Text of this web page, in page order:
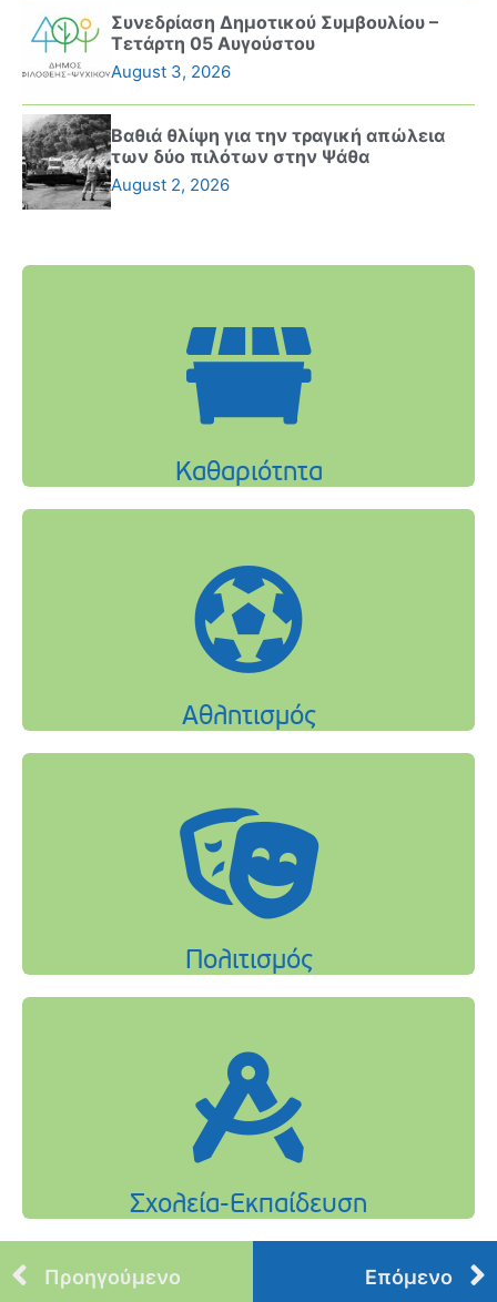
Συνεδρίαση Δημοτικού Συμβουλίου –
Τετάρτη 05 Αυγούστου
August 3, 2026
Βαθιά θλίψη για την τραγική απώλεια
των δύο πιλότων στην Ψάθα
August 2, 2026
Προηγούμενο Επόμενο